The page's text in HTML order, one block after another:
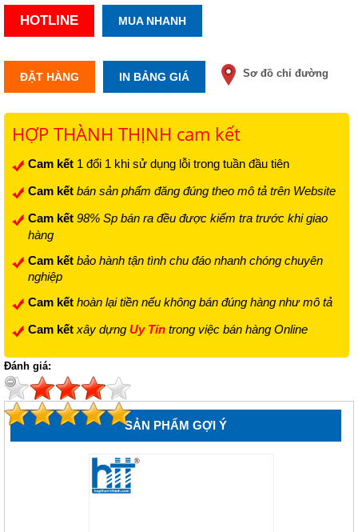
HOTLINE MUA NHANH
ĐẶT HÀNG IN BẢNG GIÁ Sơ đồ chỉ đường
HỢP THÀNH THỊNH cam kết
Cam kết 1 đổi 1 khi sử dụng lỗi trong tuần đầu tiên
Cam kết bán sản phẩm đăng đúng theo mô tả trên Website
Cam kết 98% Sp bán ra đều được kiểm tra trước khi giao
hàng
Cam kết bảo hành tận tình chu đáo nhanh chóng chuyên
nghiệp
Cam kết hoàn lại tiền nếu không bán đúng hàng như mô tả
Cam kết xây dựng Uy Tín trong việc bán hàng Online
Đánh giá:
SẢN PHẨM GỢI Ý